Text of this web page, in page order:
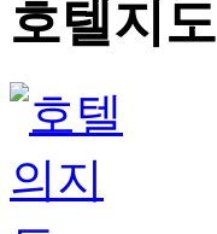
호텔지도